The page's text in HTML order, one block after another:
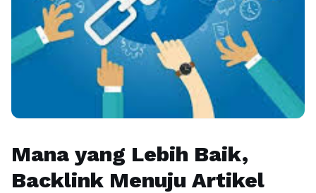
Mana yang Lebih Baik,
Backlink Menuju Artikel